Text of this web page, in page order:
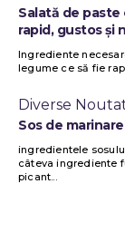
Salată de paste
rapid, gustos și
Ingrediente
legume ce să fie
Diverse
Sos de
ingredientele
câteva ingrediente
picant...